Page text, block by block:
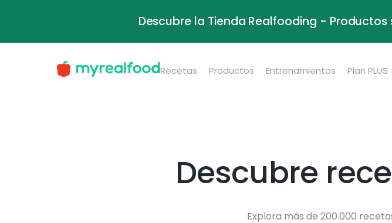
Descubre la Tienda Realfooding -
Recetas Productos Entrenamientos Plan PLUS
Descubre
Explora más de 200.000